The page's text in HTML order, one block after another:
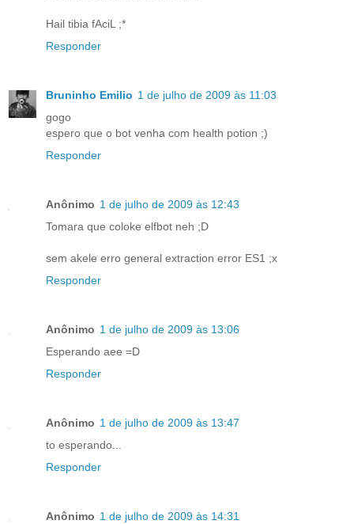
Hail tibia fAciL ;*
Responder
Bruninho Emilio 1 de julho de 2009 às 11:03
gogo
espero que o bot venha com health potion ;)
Responder
Anônimo 1 de julho de 2009 às 12:43
Tomara que coloke elfbot neh ;D
sem akele erro general extraction error ES1 ;x
Responder
Anônimo 1 de julho de 2009 às 13:06
Esperando aee =D
Responder
Anônimo 1 de julho de 2009 às 13:47
to esperando...
Responder
Anônimo 1 de julho de 2009 às 14:31